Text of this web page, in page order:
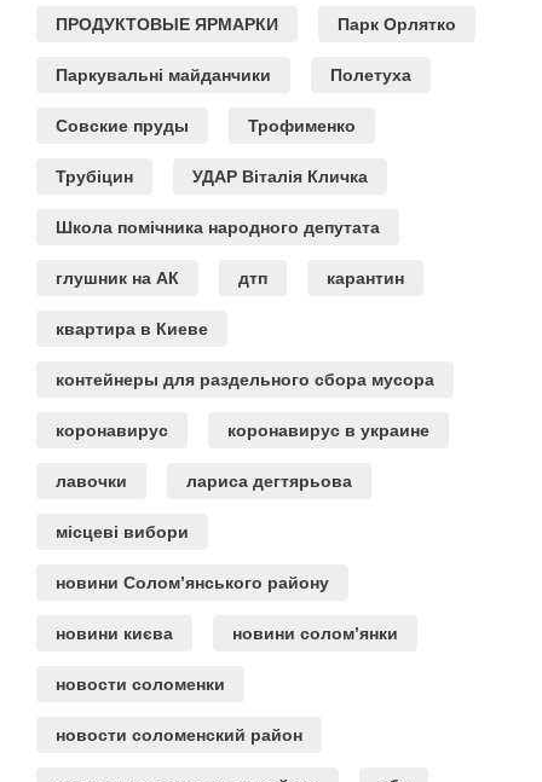
ПРОДУКТОВЫЕ ЯРМАРКИ Парк Орлятко
Паркувальні майданчики Полетуха
Совские пруды Трофименко
Трубіцин УДАР Віталія Кличка
Школа помічника народного депутата
глушник на АК дтп карантин
квартира в Киеве
контейнеры для раздельного сбора мусора
коронавирус коронавирус в украине
лавочки лариса дегтярьова
місцеві вибори
новини Солом’янського району
новини києва новини солом’янки
новости соломенки
новости соломенский район